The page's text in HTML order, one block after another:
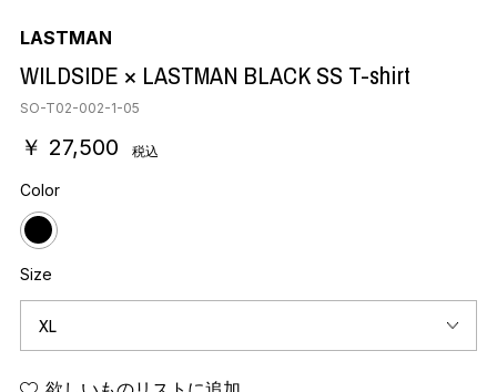
LASTMAN
WILDSIDE × LASTMAN BLACK SS T-shirt
SO-T02-002-1-05
￥ 27,500 税込
Color
Size